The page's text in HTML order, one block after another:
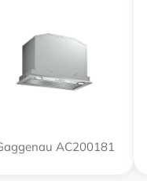
AC200181